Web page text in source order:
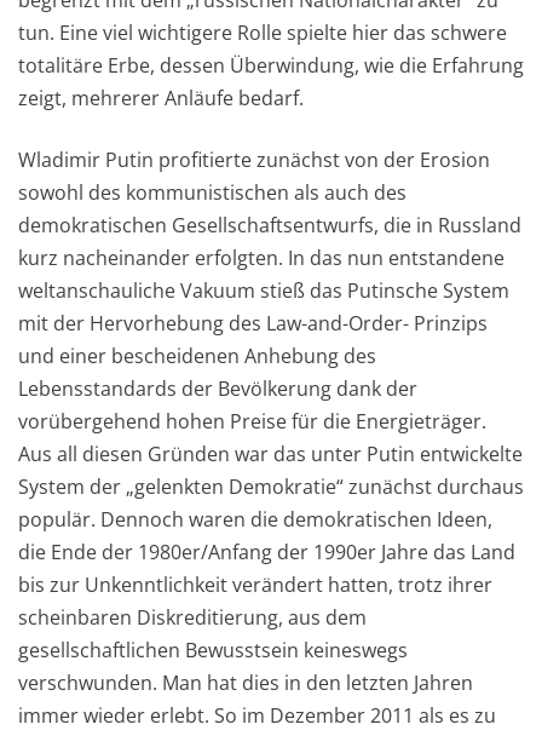
tun. Eine viel wichtigere Rolle spielte hier das schwere
totalitäre Erbe, dessen Überwindung, wie die Erfahrung
zeigt, mehrererAnläufe bedarf.
Wladimir Putin profitierte zunächst von der Erosion
sowohl des kommunistischen als auch des
demokratischen Gesellschaftsentwurfs, die in Russland
kurz nacheinander erfolgten. In das nun entstandene
weltanschauliche Vakuum stieß das Putinsche System
mit der Hervorhebung des Law-and-Order- Prinzips
und einer bescheidenen Anhebung des
Lebensstandards der Bevölkerung dank der
vorübergehend hohen Preise für die Energieträger.
Aus all diesen Gründen war das unter Putin entwickelte
System der „gelenkten Demokratie“ zunächst durchaus
populär. Dennoch waren die demokratischen Ideen,
die Ende der 1980er/Anfang der 1990er Jahre das Land
bis zur Unkenntlichkeit verändert hatten, trotz ihrer
scheinbaren Diskreditierung, aus dem
gesellschaftlichen Bewusstsein keineswegs
verschwunden. Man hat dies in den letzten Jahren
immer wieder erlebt. So im Dezember 2011 als es zu